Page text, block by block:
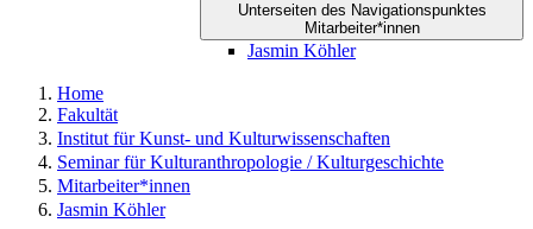
Unterseiten des Navigationspunktes
Mitarbeiter*innen
Jasmin Köhler
Home
Fakultät
Institut für Kunst- und Kulturwissenschaften
Seminar für Kulturanthropologie / Kulturgeschichte
Mitarbeiter*innen
Jasmin Köhler